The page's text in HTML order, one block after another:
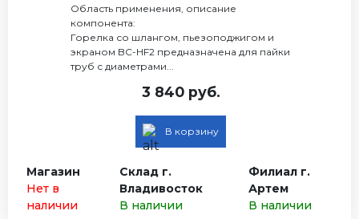
Область применения, описание
компонента:
Горелка со шлангом, пьезоподжигом и
экраном BC-HF2 предназначена для пайки
труб с диаметрами...
3 840 руб.
В корзину
Магазин
Нет в
наличии
Склад г.
Владивосток
В наличии
Филиал г.
Артем
В наличии